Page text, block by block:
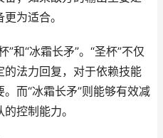
为适合。
和“冰霜长矛”。“圣杯”不仅
法力回复，对于依赖技能
而“冰霜长矛”则能够有效减
控制能力。